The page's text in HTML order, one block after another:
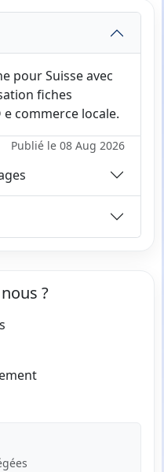
pour Suisse avec
fiches
commerce locale.
Publié le 08 Aug 2026
?